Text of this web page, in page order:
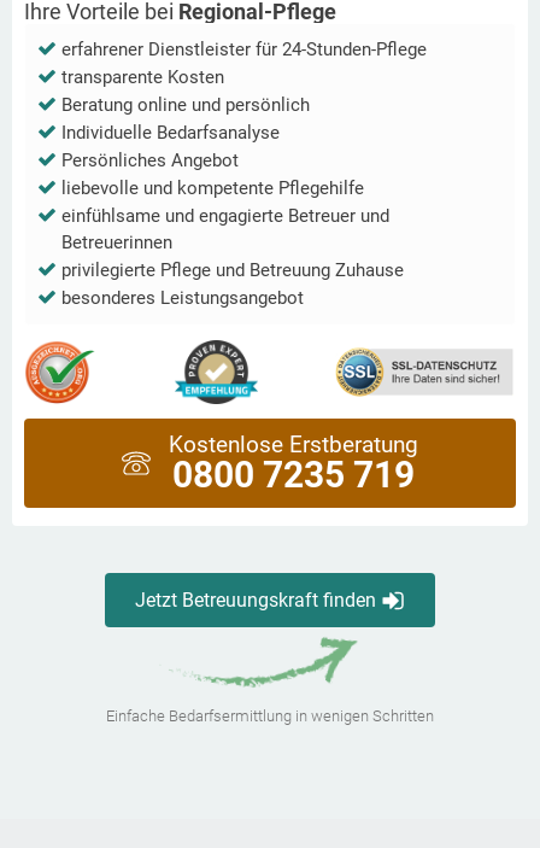
Ihre Vorteile bei Regional-Pflege
erfahrener Dienstleister für 24-Stunden-Pflege
transparente Kosten
Beratung online und persönlich
Individuelle Bedarfsanalyse
Persönliches Angebot
liebevolle und kompetente Pflegehilfe
einfühlsame und engagierte Betreuer und
Betreuerinnen
privilegierte Pflege und Betreuung Zuhause
besonderes Leistungsangebot
Kostenlose Erstberatung
0800 7235 719
Jetzt Betreuungskraft finden
Einfache Bedarfsermittlung in wenigen Schritten